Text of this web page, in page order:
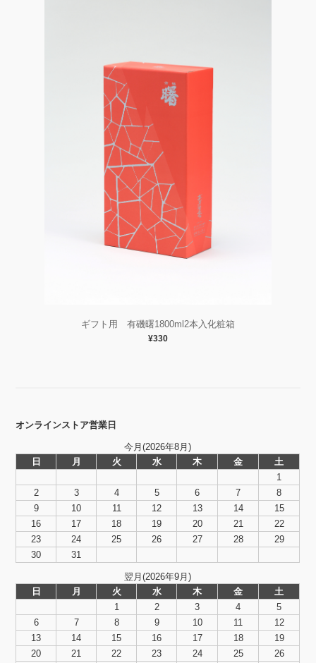
ギフト用 有磯曙1800ml2本入化粧箱
¥330
オンラインストア営業日
今月(2026年8月)
日
月 火 水 木 金
土
1
2
3 4 5 6 7
8
9
10 11 12 13 14
15
16
17 18 19 20 21
22
23
24 25 26 27 28
29
30
31
翌月(2026年9月)
日
月 火 水 木 金
土
1
2 3 4
5
6
7 8 9 10 11
12
13
14 15 16 17 18
19
20
21 22 23 24 25
26